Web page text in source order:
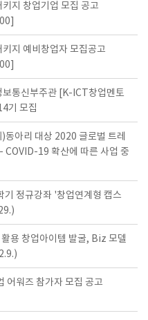
지 창업기업 모집 공고
지 예비창업자 모집공고
보통신부주관 [K-ICT창업멘토
기 모집
동아리 대상 2020 글로벌 트레
COVID-19 확산에 따른 사업 중
기 정규강좌 '창업연계형 캡스
용 창업아이템 발굴, Biz 모델
어워즈 참가자 모집 공고